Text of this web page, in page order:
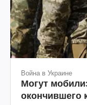
Война в Украине
Могут
окончившего